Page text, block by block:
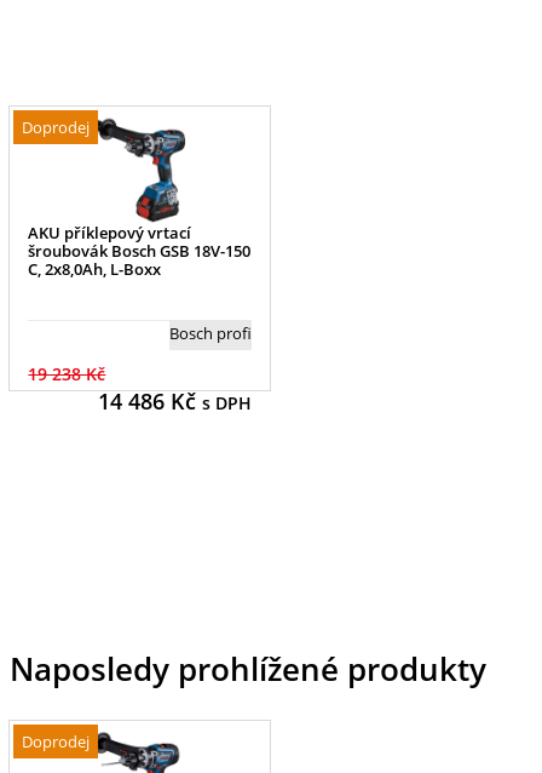
Doprodej
AKU příklepový vrtací
šroubovák Bosch GSB 18V-150
C, 2x8,0Ah, L-Boxx
Bosch profi
19 238 Kč
14 486Kčs DPH
Naposledy prohlížené produkty
Doprodej